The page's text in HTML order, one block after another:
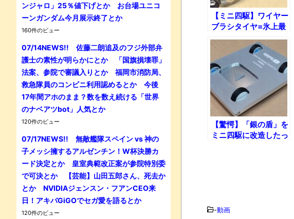
【ミニ四駆】ワイヤー
ブラシタイヤ=氷上最
強説！
【驚愕】「銀の盾」を
ミニ四駆に改造したっ
-動画
ンジャロ」25％値下げとか お台場ユニコ
ーンガンダム今月展示終了とか
160件のビュー
07/14NEWS!! 佐藤二朗追及のフジ外部弁
護士の素性が明らかにとか 「国旗損壊罪」
法案、参院で審議入りとか 福岡市消防局、
救急隊員のコンビニ利用認めるとか 今後
17年間アホのまま？数を数え続ける「世界
のナベアツbot」人気とか
120件のビュー
07/17NEWS!! 無敵艦隊スペイン vs 神の
子メッシ擁するアルゼンチン！W杯決勝カ
ード決定とか 皇室典範改正案が参院特別委
で可決とか 【芸能】山田五郎さん、死去か
とか NVIDIAジェンスン・フアンCEO来
日！アキバGiGOでセガ愛を語るとか
120件のビュー